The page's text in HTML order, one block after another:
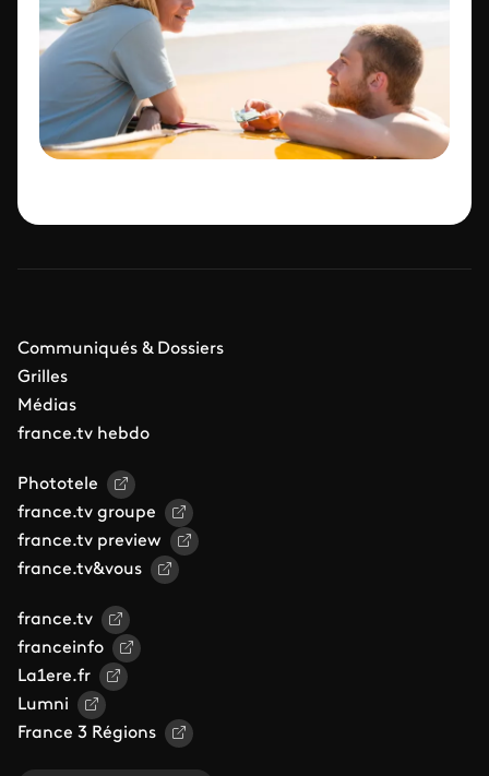
Communiqués & Dossiers
Grilles
Médias
france.tv hebdo
Phototele
france.tv groupe
france.tv preview
france.tv&vous
france.tv
franceinfo
La1ere.fr
Lumni
France 3 Régions